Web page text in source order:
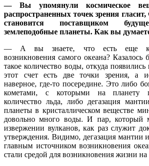
— Вы упомянули космическое
распространенных точек зрения
становится поставщиком
землеподобные планеты. Как вы
— А вы знаете, что есть еще
возникновения самого океана? Казалось
такое количество воды, откуда
этот счет есть две точки зрения, а
наверное, где-то посередине. Это либо
кометами, с которыми на планету
количество льда, либо дегазация
планеты в кристаллическом веществе
довольно много воды. И пар, который
извержении вулканов, как раз служит
утверждения. Видимо, дегазация мантии
главным источником возникновения
стали средой для возникновения жизни на